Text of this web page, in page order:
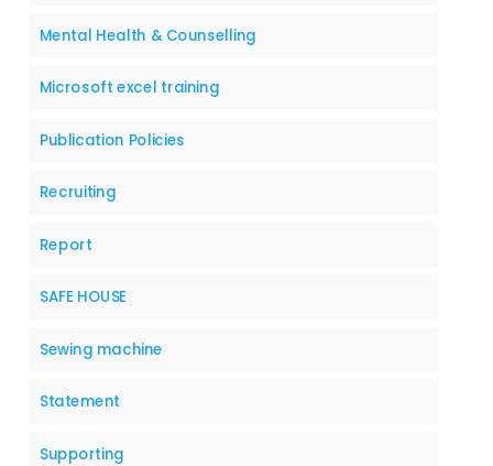
Mental Health & Counselling
Microsoft excel training
Publication Policies
Recruiting
Report
SAFE HOUSE
Sewing machine
Statement
Supporting